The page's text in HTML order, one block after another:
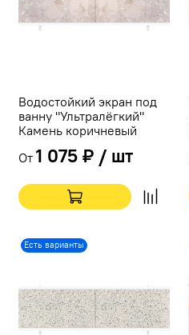
Водостойкий экран под
ванну "Ультралёгкий"
Камень коричневый
От 1 075 ₽ / шт
Есть варианты